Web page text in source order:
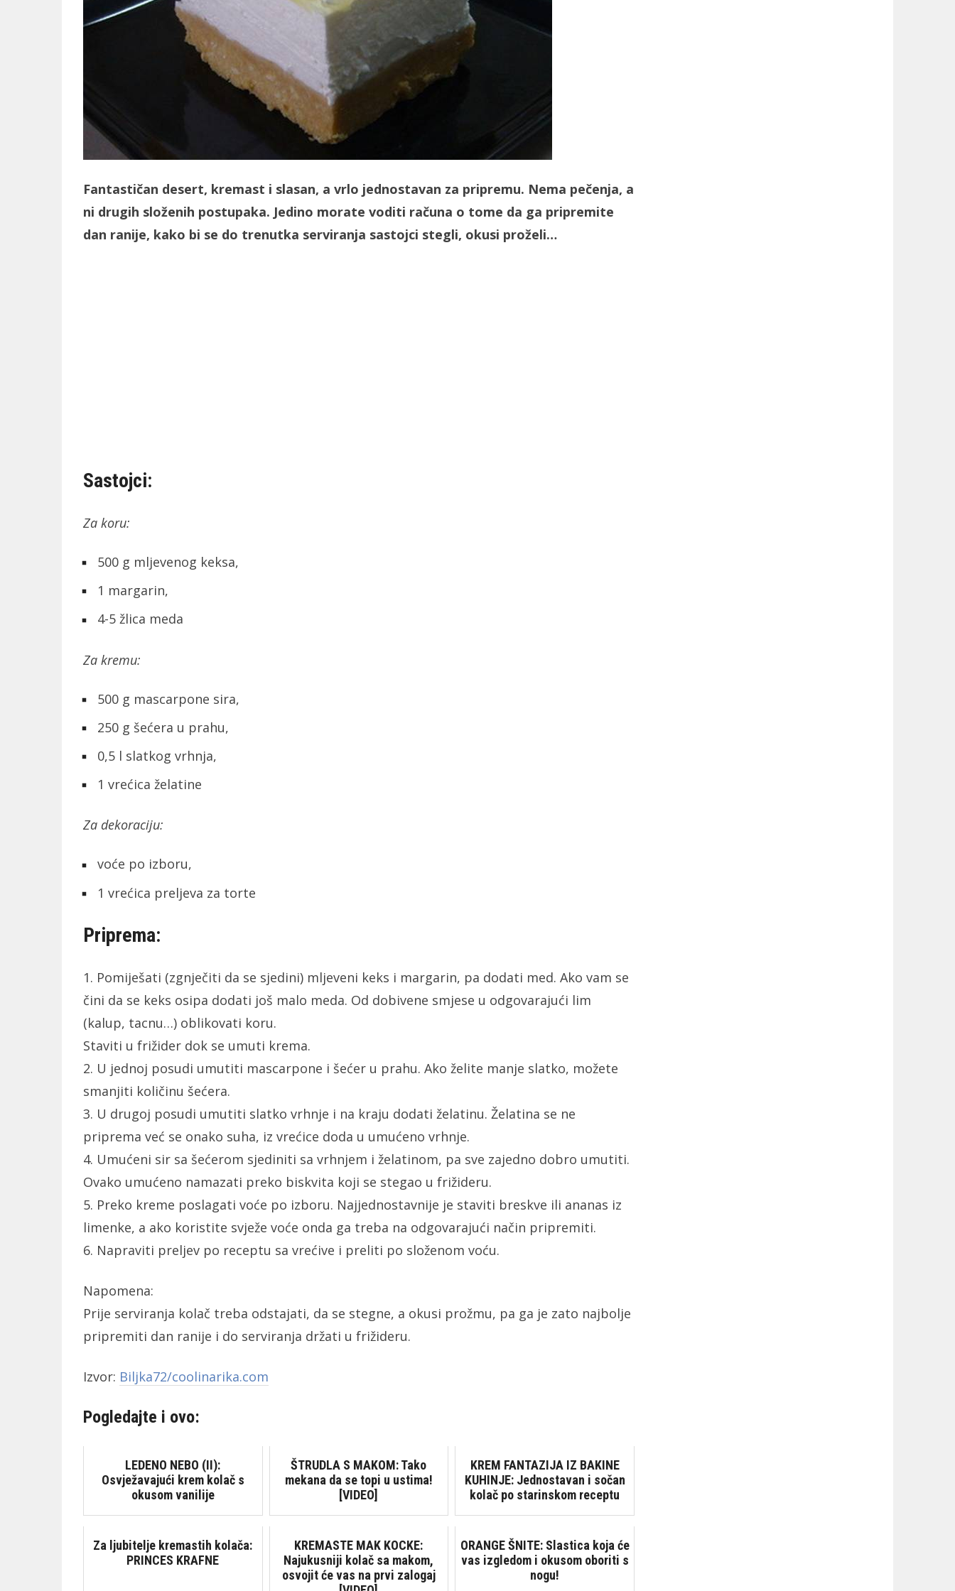
Fantastičan desert, kremast i slasan, a vrlo jednostavan za pripremu. Nema pečenja, a
ni drugih složenih postupaka. Jedino morate voditi računa o tome da ga pripremite
dan ranije, kako bi se do trenutka serviranja sastojci stegli, okusi proželi…
Sastojci:
Za koru:
500 g mljevenog keksa,
1 margarin,
4-5 žlica meda
Za kremu:
500 g mascarpone sira,
250 g šećera u prahu,
0,5 l slatkog vrhnja,
1 vrećica želatine
Za dekoraciju:
voće po izboru,
1 vrećica preljeva za torte
Priprema:
1. Pomiješati (zgnječiti da se sjedini) mljeveni keks i margarin, pa dodati med. Ako vam se
čini da se keks osipa dodati još malo meda. Od dobivene smjese u odgovarajući lim
(kalup, tacnu…) oblikovati koru.
Staviti u frižider dok se umuti krema.
2. U jednoj posudi umutiti mascarpone i šećer u prahu. Ako želite manje slatko, možete
smanjiti količinu šećera.
3. U drugoj posudi umutiti slatko vrhnje i na kraju dodati želatinu. Želatina se ne
priprema već se onako suha, iz vrećice doda u umućeno vrhnje.
4. Umućeni sir sa šećerom sjediniti sa vrhnjem i želatinom, pa sve zajedno dobro umutiti.
Ovako umućeno namazati preko biskvita koji se stegao u frižideru.
5. Preko kreme poslagati voće po izboru. Najjednostavnije je staviti breskve ili ananas iz
limenke, a ako koristite svježe voće onda ga treba na odgovarajući način pripremiti.
6. Napraviti preljev po receptu sa vrećive i preliti po složenom voću.
Napomena:
Prije serviranja kolač treba odstajati, da se stegne, a okusi prožmu, pa ga je zato najbolje
pripremiti dan ranije i do serviranja držati u frižideru.
Izvor: Biljka72/coolinarika.com
Pogledajte i ovo:
LEDENO NEBO (II):
Osvježavajući krem kolač s
okusom vanilije
ŠTRUDLA S MAKOM: Tako
mekana da se topi u ustima!
[VIDEO]
KREM FANTAZIJA IZ BAKINE
KUHINJE: Jednostavan i sočan
kolač po starinskom receptu
Za ljubitelje kremastih kolača:
PRINCES KRAFNE
KREMASTE MAK KOCKE:
Najukusniji kolač sa makom,
osvojit će vas na prvi zalogaj
ORANGE ŠNITE: Slastica koja će
vas izgledom i okusom oboriti s
nogu!